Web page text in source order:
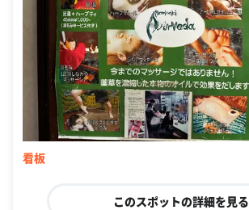
看板
このスポットの詳細を見る